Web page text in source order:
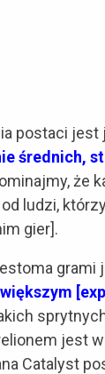
postaci jest
średnich,
że
ludzi,
gier].
grami
jest
Catalyst